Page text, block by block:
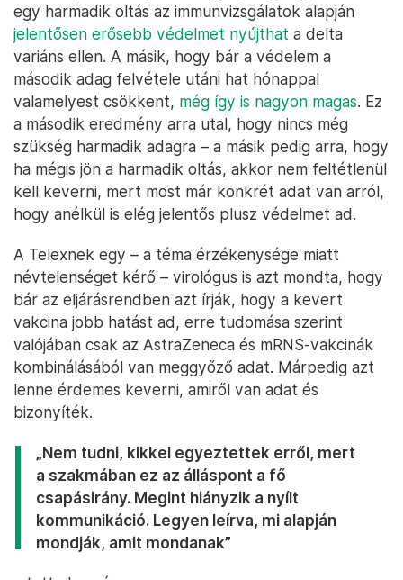
egy harmadik oltás az immunvizsgálatok alapján
jelentősen erősebb védelmet nyújthat a delta
variáns ellen. A másik, hogy bár a védelem a
második adag felvétele utáni hat hónappal
valamelyest csökkent, még így is nagyon magas. Ez
a második eredmény arra utal, hogy nincs még
szükség harmadik adagra – a másik pedig arra, hogy
ha mégis jön a harmadik oltás, akkor nem feltétlenül
kell keverni, mert most már konkrét adat van arról,
hogy anélkül is elég jelentős plusz védelmet ad.
A Telexnek egy – a téma érzékenysége miatt
névtelenséget kérő – virológus is azt mondta, hogy
bár az eljárásrendben azt írják, hogy a kevert
vakcina jobb hatást ad, erre tudomása szerint
valójában csak az AstraZeneca és mRNS-vakcinák
kombinálásából van meggyőző adat. Márpedig azt
lenne érdemes keverni, amiről van adat és
bizonyíték.
„Nem tudni, kikkel egyeztettek erről, mert
a szakmában ez az álláspont a fő
csapásirány. Megint hiányzik a nyílt
kommunikáció. Legyen leírva, mi alapján
mondják, amit mondanak”